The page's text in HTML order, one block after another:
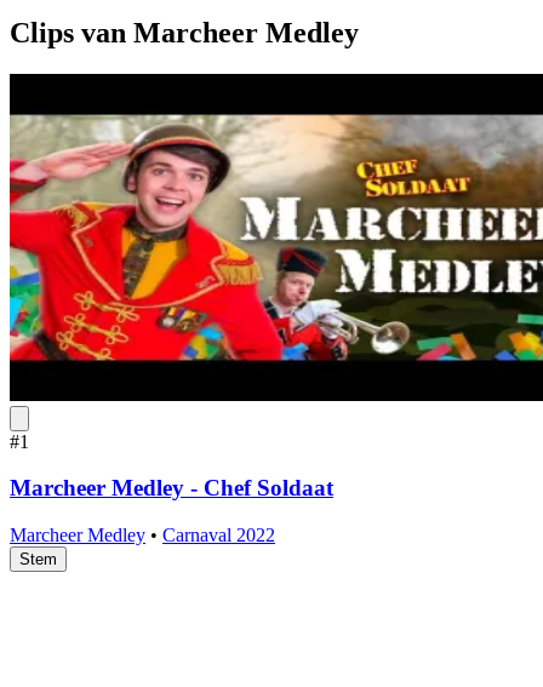
Clips van Marcheer Medley
#1
Marcheer Medley - Chef Soldaat
Marcheer Medley • Carnaval 2022
Stem